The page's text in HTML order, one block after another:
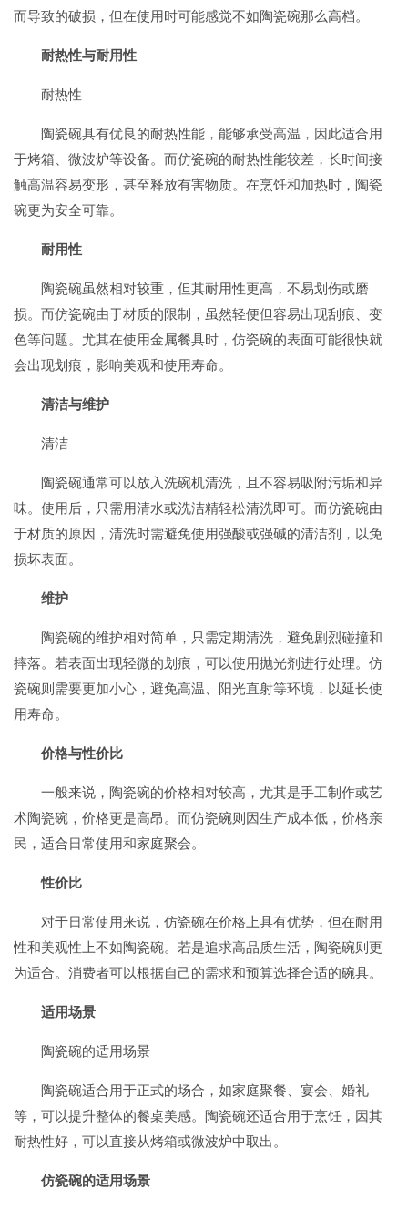
而导致的破损，但在使用时可能感觉不如陶瓷碗那么高档。
耐热性与耐用性
耐热性
陶瓷碗具有优良的耐热性能，能够承受高温，因此适合用
于烤箱、微波炉等设备。而仿瓷碗的耐热性能较差，长时间接
触高温容易变形，甚至释放有害物质。在烹饪和加热时，陶瓷
碗更为安全可靠。
耐用性
陶瓷碗虽然相对较重，但其耐用性更高，不易划伤或磨
损。而仿瓷碗由于材质的限制，虽然轻便但容易出现刮痕、变
色等问题。尤其在使用金属餐具时，仿瓷碗的表面可能很快就
会出现划痕，影响美观和使用寿命。
清洁与维护
清洁
陶瓷碗通常可以放入洗碗机清洗，且不容易吸附污垢和异
味。使用后，只需用清水或洗洁精轻松清洗即可。而仿瓷碗由
于材质的原因，清洗时需避免使用强酸或强碱的清洁剂，以免
损坏表面。
维护
陶瓷碗的维护相对简单，只需定期清洗，避免剧烈碰撞和
摔落。若表面出现轻微的划痕，可以使用抛光剂进行处理。仿
瓷碗则需要更加小心，避免高温、阳光直射等环境，以延长使
用寿命。
价格与性价比
一般来说，陶瓷碗的价格相对较高，尤其是手工制作或艺
术陶瓷碗，价格更是高昂。而仿瓷碗则因生产成本低，价格亲
民，适合日常使用和家庭聚会。
性价比
对于日常使用来说，仿瓷碗在价格上具有优势，但在耐用
性和美观性上不如陶瓷碗。若是追求高品质生活，陶瓷碗则更
为适合。消费者可以根据自己的需求和预算选择合适的碗具。
适用场景
陶瓷碗的适用场景
陶瓷碗适合用于正式的场合，如家庭聚餐、宴会、婚礼
等，可以提升整体的餐桌美感。陶瓷碗还适合用于烹饪，因其
耐热性好，可以直接从烤箱或微波炉中取出。
仿瓷碗的适用场景